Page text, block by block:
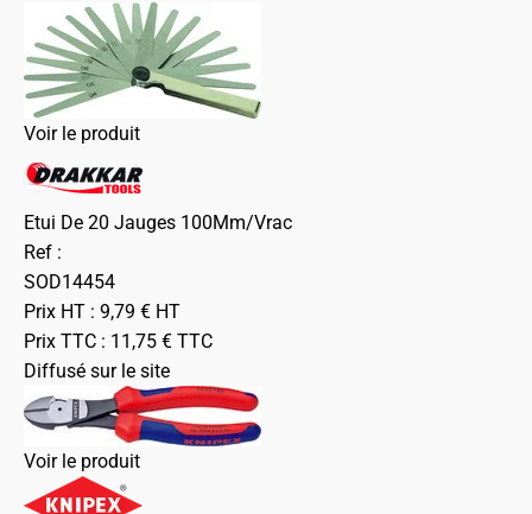
Voir le produit
Etui De 20 Jauges 100Mm/Vrac
Ref :
SOD14454
Prix HT : 9,79 € HT
Prix TTC : 11,75 € TTC
Diffusé sur le site
Voir le produit